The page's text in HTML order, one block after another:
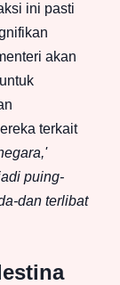
ini pasti
akan
terkait
puing-
dan terlibat